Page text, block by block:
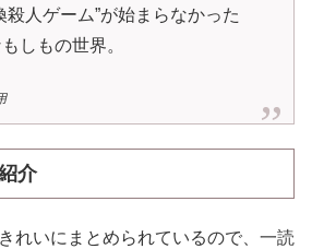
殺人ゲーム”が始まらなかった
しもの世界。
介
れいにまとめられているので、一読